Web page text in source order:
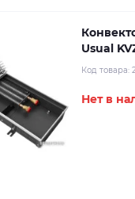
Usual
Код товара:
Нет в